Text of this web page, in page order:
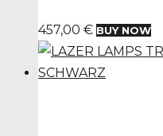
457,00 € BUY NOW